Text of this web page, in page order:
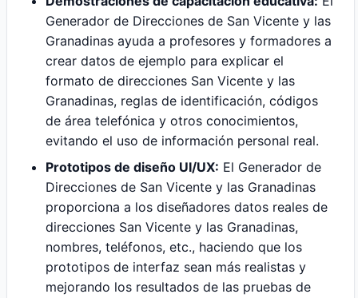
Generador de Direcciones de San Vicente y las
Granadinas ayuda a profesores y formadores a
crear datos de ejemplo para explicar el
formato de direcciones San Vicente y las
Granadinas, reglas de identificación, códigos
de área telefónica y otros conocimientos,
evitando el uso de información personal real.
Prototipos de diseño UI/UX: El Generador de
Direcciones de San Vicente y las Granadinas
proporciona a los diseñadores datos reales de
direcciones San Vicente y las Granadinas,
nombres, teléfonos, etc., haciendo que los
prototipos de interfaz sean más realistas y
mejorando los resultados de las pruebas de